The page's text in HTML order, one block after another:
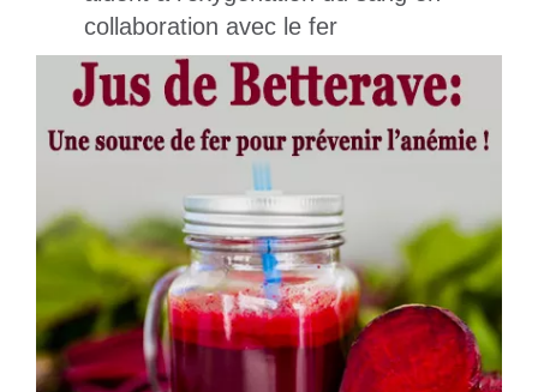
collaboration avec le fer